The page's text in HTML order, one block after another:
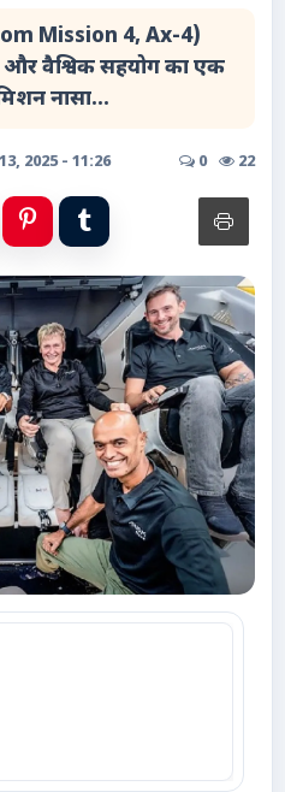
Mission 4, Ax-4)
और वैश्विक सहयोग का एक
नासा...
2025 - 11:26 0 22